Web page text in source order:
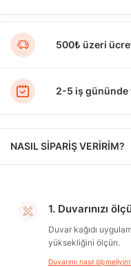
500₺ üzeri
2-5 iş gününde
NASIL SİPARİŞ VERİRİM?
1. Duvarınızı
Duvar kağıdı
yüksekliğini ölçün.
Duvarımı nasıl